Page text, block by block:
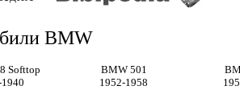
BMW
Softtop
BMW 501
1952-1958